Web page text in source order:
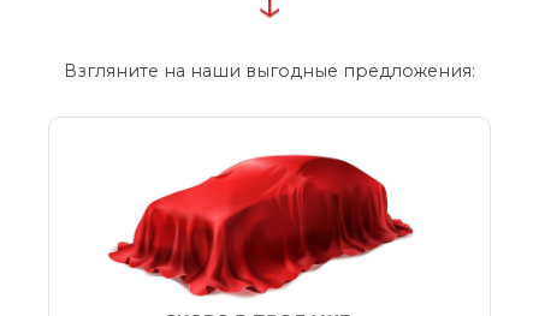
Взгляните на наши выгодные предложения: